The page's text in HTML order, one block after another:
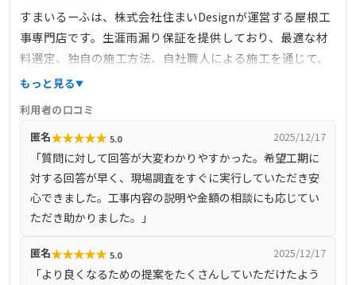
すまいるーふは、株式会社住まいDesignが運営する屋根工
事専門店です。生涯雨漏り保証を提供しており、最適な材
料選定、独自の施工方法、自社職人による施工を通じて、
雨漏りしない住まいの安心を提供しています。完全自社施
任を持って施工を行っています。また、しつこい営業を一
切行わず、お客様のご要望に沿った最善の提案を心掛けて
います。
もっと見る
利用者の口コミ
匿名★★★★★ 5.0 2025/12/17
「質問に対して回答が大変わかりやすかった。希望工期に
対する回答が早く、現場調査をすぐに実行していただき安
心できました。工事内容の説明や金額の相談にも応じてい
ただき助かりました。」
匿名★★★★★ 5.0 2025/12/17
「より良くなるための提案をたくさんしていただけたよう